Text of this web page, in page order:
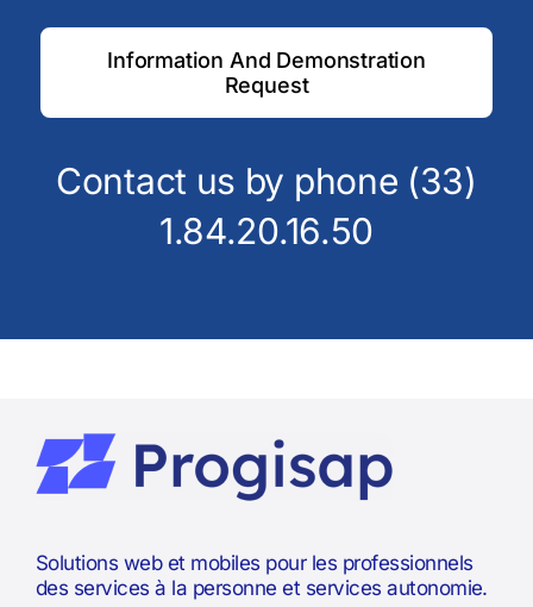
Information And Demonstration
Request
Contact us by phone (33)
1.84.20.16.50
Solutions web et mobiles pour les professionnels
des services à la personne et services autonomie.